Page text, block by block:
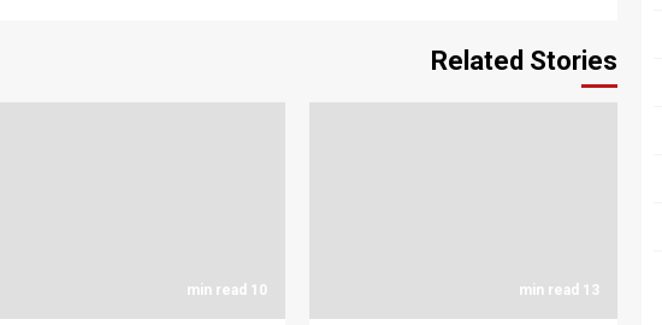
Related Stories
13 min read
10 min read